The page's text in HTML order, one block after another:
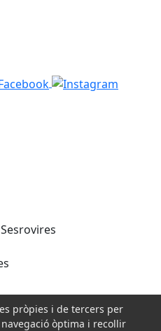
pròpies i de tercers per
òptima i recollir